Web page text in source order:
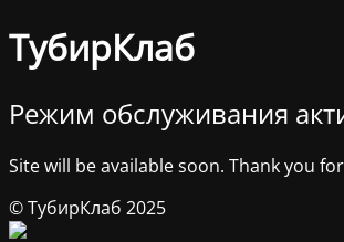
ТубирКлаб
Режим обслуживания
Site will be available soon. Thank you
© ТубирКлаб 2025